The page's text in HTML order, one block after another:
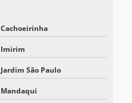
Cachoeirinha
Imirim
Jardim São Paulo
Mandaqui